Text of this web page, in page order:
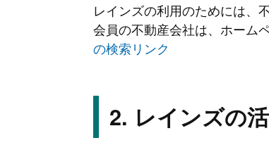
レインズの利用のためには、
会員の不動産会社は、ホーム
の検索リンク
レインズの